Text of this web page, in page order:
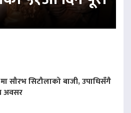
सौरभ सिटौलाको बाजी, उपाधिसँगै
अवसर